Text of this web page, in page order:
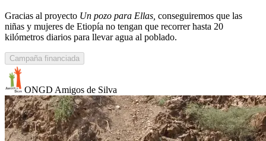
Gracias al proyecto Un pozo para Ellas, conseguiremos que las
niñas y mujeres de Etiopía no tengan que recorrer hasta 20
kilómetros diarios para llevar agua al poblado.
Campaña financiada
ONGD Amigos de Silva